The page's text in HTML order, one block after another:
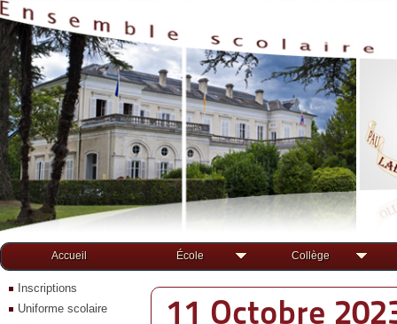
Accueil École Collège
Inscriptions
Uniforme scolaire
11 Octobre